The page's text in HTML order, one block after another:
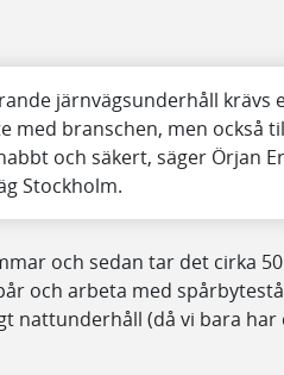
järnvägsunderhåll krävs
med branschen, men också
och säkert, säger Örjan
Stockholm.
och sedan tar det cirka
och arbeta med
nattunderhåll (då vi bara